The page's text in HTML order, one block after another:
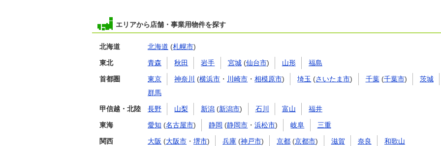
エリアから店舗・事業用物件を探す
北海道 北海道 (札幌市)
東北 青森 秋田 岩手 宮城(仙台市) 山形 福島
首都圏 東京 神奈川 (横浜市 ・ 川崎市 ・相模原市) 埼玉 (さいたま市) 千葉(千葉市) 茨城
群馬
甲信越・北陸 長野 山梨 新潟 (新潟市) 石川 富山 福井
東海 愛知 (名古屋市) 静岡 (静岡市 ・浜松市) 岐阜 三重
関西 大阪 (大阪市 ・ 堺市) 兵庫 (神戸市) 京都 (京都市) 滋賀 奈良 和歌山